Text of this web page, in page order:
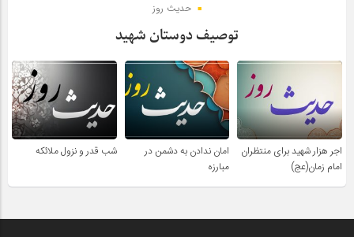
حدیث روز
توصیف دوستان شهید
اجر هزار شهید برای منتظران
امام زمان(عج)
امان ندادن به دشمن در
مبارزه
شب قدر و نزول ملائکه